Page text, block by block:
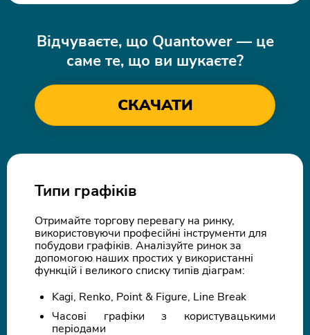
Відчуваєте, що Quantower — це
саме те, що ви шукаєте?
СКАЧАТИ
Типи графіків
Отримайте торгову перевагу на ринку,
використовуючи професійні інструменти для
побудови графіків. Аналізуйте ринок за
допомогою наших простих у використанні
функцій і великого списку типів діаграм:
Kagi, Renko, Point & Figure, Line Break
Часові графіки з користувацькими
періодами